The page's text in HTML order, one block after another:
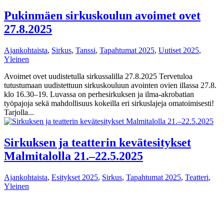
Pukinmäen sirkuskoulun avoimet ovet
27.8.2025
Ajankohtaista, Sirkus, Tanssi, Tapahtumat 2025, Uutiset 2025,
Yleinen
Avoimet ovet uudistetulla sirkussalilla 27.8.2025 Tervetuloa
tutustumaan uudistettuun sirkuskouluun avointen ovien illassa 27.8.
klo 16.30–19. Luvassa on perhesirkuksen ja ilma-akrobatian
työpajoja sekä mahdollisuus kokeilla eri sirkuslajeja omatoimisesti!
Tarjolla...
Sirkuksen ja teatterin kevätesitykset
Malmitalolla 21.–22.5.2025
Ajankohtaista, Esitykset 2025, Sirkus, Tapahtumat 2025, Teatteri,
Yleinen